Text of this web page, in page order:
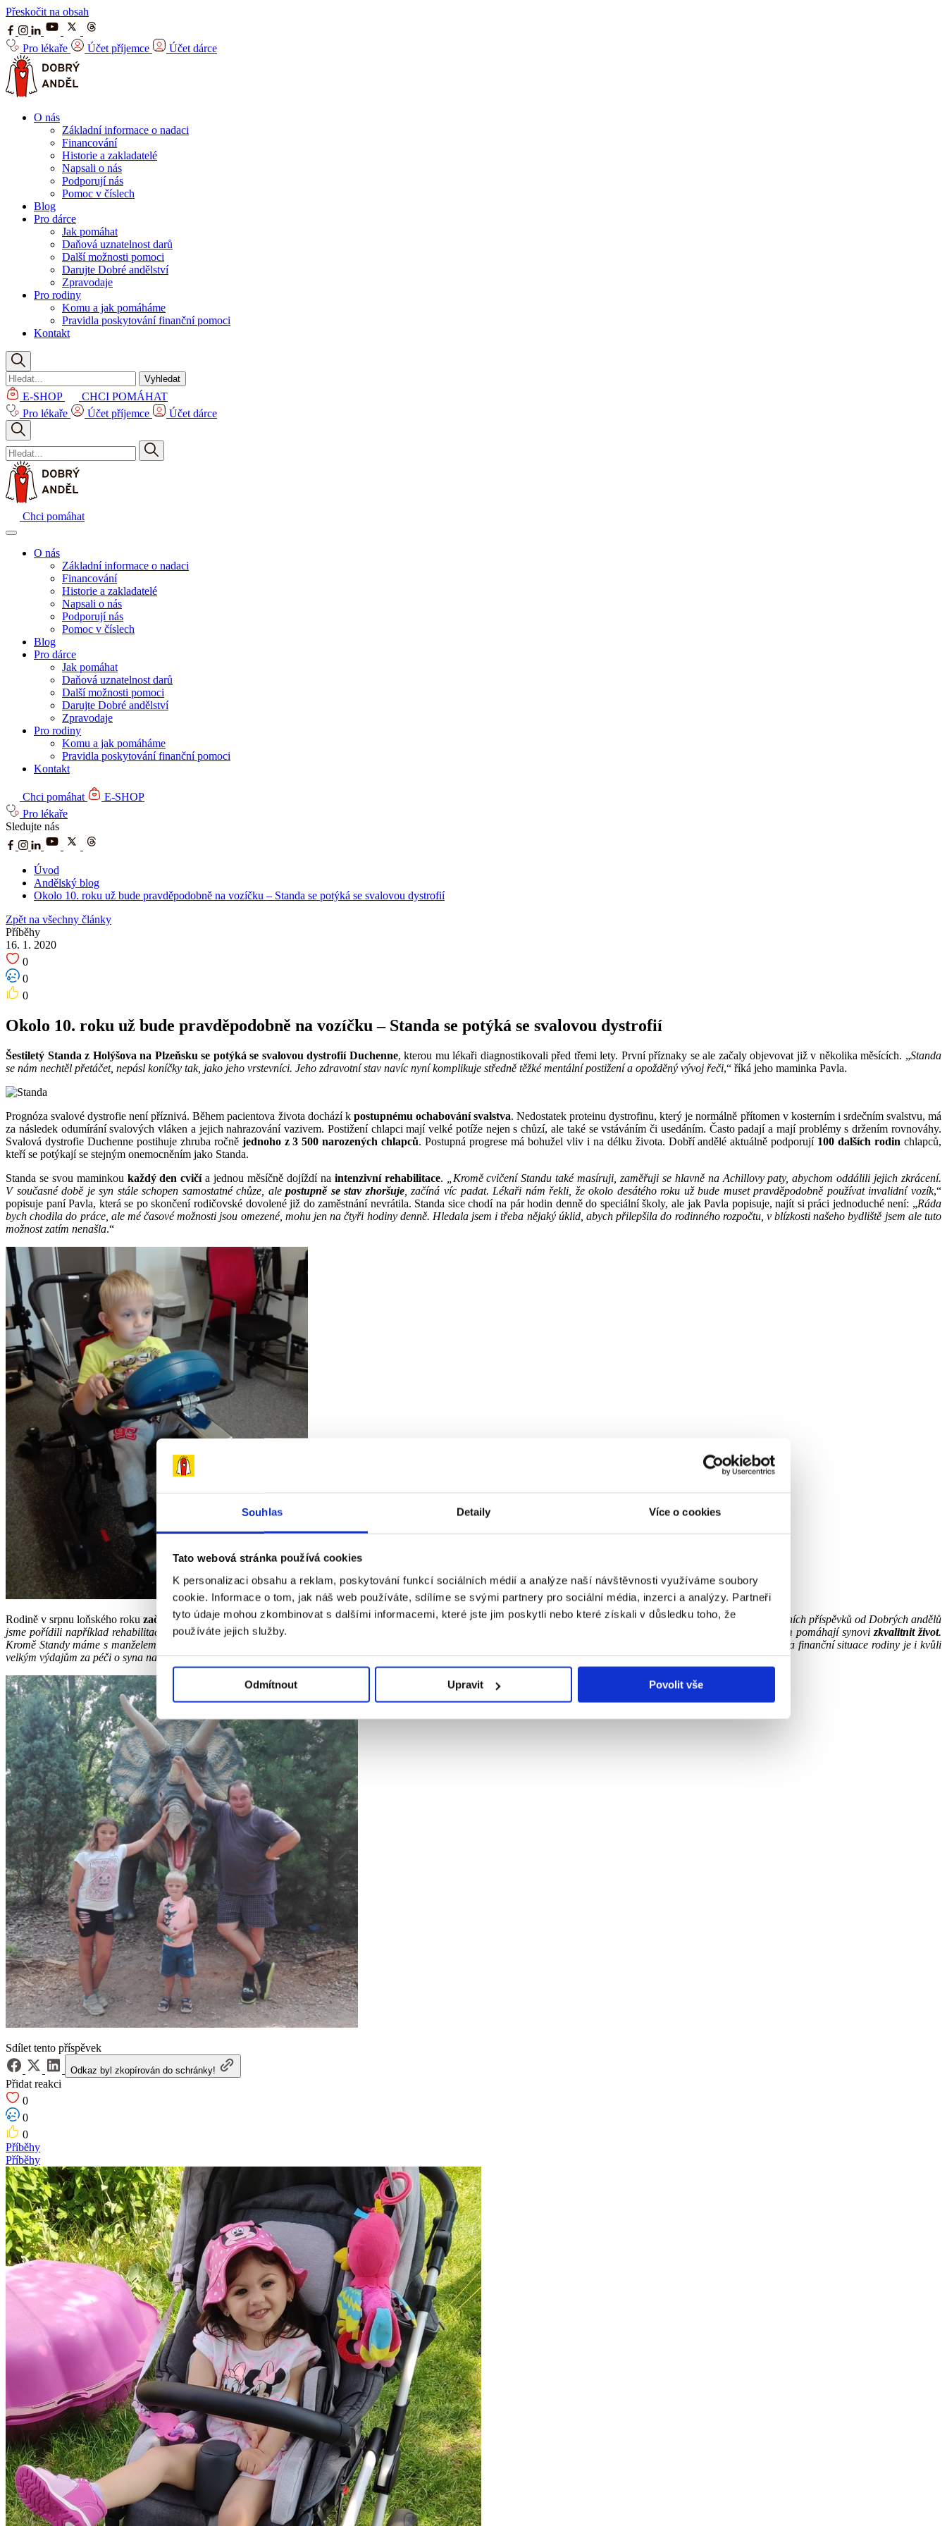
Souhlas Detaily Více o cookies
Tato webová stránka používá cookies
K personalizaci obsahu a reklam, poskytování funkcí sociálních médií a analýze naší návštěvnosti využíváme soubory
cookie. Informace o tom, jak náš web používáte, sdílíme se svými partnery pro sociální média, inzerci a analýzy. Partneři
tyto údaje mohou zkombinovat s dalšími informacemi, které jste jim poskytli nebo které získali v důsledku toho, že
používáte jejich služby.
Odmítnout Upravit Povolit vše
Přeskočit na obsah
Pro lékaře Účet příjemce Účet dárce
O nás
Základní informace o nadaci
Financování
Historie a zakladatelé
Napsali o nás
Podporují nás
Pomoc v číslech
Blog
Pro dárce
Jak pomáhat
Daňová uznatelnost darů
Další možnosti pomoci
Darujte Dobré andělství
Zpravodaje
Pro rodiny
Komu a jak pomáháme
Pravidla poskytování finanční pomoci
Kontakt
Vyhledat
E-SHOP
CHCI POMÁHAT
Pro lékaře
Účet příjemce Účet dárce
Chci pomáhat
O nás
Základní informace o nadaci
Financování
Historie a zakladatelé
Napsali o nás
Podporují nás
Pomoc v číslech
Blog
Pro dárce
Jak pomáhat
Daňová uznatelnost darů
Další možnosti pomoci
Darujte Dobré andělství
Zpravodaje
Pro rodiny
Komu a jak pomáháme
Pravidla poskytování finanční pomoci
Kontakt
Chci pomáhat
E-SHOP
Pro lékaře
Sledujte nás
Úvod
Andělský blog
Okolo 10. roku už bude pravděpodobně na vozíčku – Standa se potýká se svalovou dystrofií
Zpět na všechny články
Příběhy
16. 1. 2020
0
0
0
Okolo 10. roku už bude pravděpodobně na vozíčku – Standa se potýká se svalovou dystrofií
Šestiletý Standa z Holýšova na Plzeňsku se potýká se svalovou dystrofií Duchenne, kterou mu lékaři diagnostikovali před třemi lety. První příznaky se ale začaly objevovat již v několika měsících. „Standa
se nám nechtěl přetáčet, nepásl koníčky tak, jako jeho vrstevníci. Jeho zdravotní stav navíc nyní komplikuje středně těžké mentální postižení a opožděný vývoj řeči,“ říká jeho maminka Pavla.
Prognóza svalové dystrofie není příznivá. Během pacientova života dochází k postupnému ochabování svalstva. Nedostatek proteinu dystrofinu, který je normálně přítomen v kosterním i srdečním svalstvu, má
za následek odumírání svalových vláken a jejich nahrazování vazivem. Postižení chlapci mají velké potíže nejen s chůzí, ale také se vstáváním či usedáním. Často padají a mají problémy s držením rovnováhy.
Svalová dystrofie Duchenne postihuje zhruba ročně jednoho z 3 500 narozených chlapců. Postupná progrese má bohužel vliv i na délku života. Dobří andělé aktuálně podporují 100 dalších rodin chlapců,
kteří se potýkají se stejným onemocněním jako Standa.
Standa se svou maminkou každý den cvičía jednou měsíčně dojíždí na intenzivní rehabilitace.
„Kromě cvičení Standu také masíruji, zaměřuji se hlavně na Achillovy paty, abychom oddálili jejich zkrácení.
V současné době je syn stále schopen samostatné chůze, alepostupně se stav zhoršuje, začíná víc padat. Lékaři nám řekli, že okolo desátého roku už bude muset pravděpodobně používat invalidní vozík,“
popisuje paní Pavla, která se po skončení rodičovské dovolené již do zaměstnání nevrátila. Standa sice chodí na pár hodin denně do speciální školy, ale jak Pavla popisuje, najít si práci jednoduché není: „Ráda
bych chodila do práce, ale mé časové možnosti jsou omezené, mohu jen na čtyři hodiny denně. Hledala jsem i třeba nějaký úklid, abych přilepšila do rodinného rozpočtu, v blízkosti našeho bydliště jsem ale tuto
možnost zatím nenašla.“
Rodině v srpnu loňského rokuzačali pomáhat Dobří andělé. „Na možnou finanční pomoc nás upozornili ve Fakultní nemocnici Motol a jsme za ni moc vděční. Z každoměsíčních příspěvků od Dobrých andělů
jsme pořídili například rehabilitační a dechové pomůcky, protože nemoc postihuje také Standovo dýchací svalstvo. Hradíme z nich i doplatky na léky a vitamíny. Zkrátka nám pomáhají synovizkvalitnit život.
Kromě Standy máme s manželem dvanáctiletou dceru Míšu, které také díky Dobrým andělům můžeme dopřát, co je potřeba. Můj muž pracuje jako řidič kamionové dopravy a finanční situace rodiny je i kvůli
velkým výdajům za péči o syna napjatá,“ komentuje paní Pavla. V budoucnu navíc rodinu čeká pořízení invalidního vozíku a s tím související úpravy na bezbariérové bydlení.
Sdílet tento příspěvek
Odkaz byl zkopírován do schránky!
Přidat reakci
0
0
0
Příběhy
Příběhy